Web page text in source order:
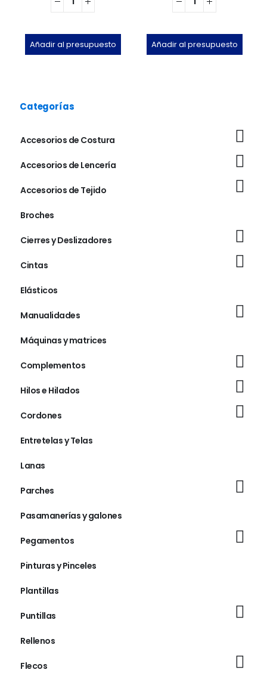
Añadir al presupuesto Añadir al presupuesto
Categorías
Accesorios de Costura
Accesorios de Lencería
Accesorios de Tejido
Broches
Cierres y Deslizadores
Cintas
Elásticos
Manualidades
Máquinas y matrices
Complementos
Hilos e Hilados
Cordones
Entretelas y Telas
Lanas
Parches
Pasamanerías y galones
Pegamentos
Pinturas y Pinceles
Plantillas
Puntillas
Rellenos
Flecos